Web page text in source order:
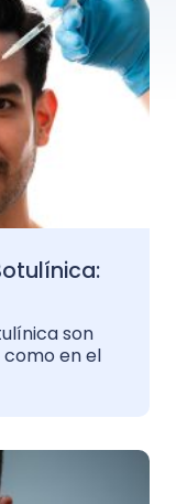
son
en el